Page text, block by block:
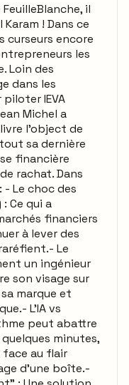
il
! Dans ce
curseurs encore
les
Loin des
dans les
IEVA
Michel a
l’object de
sa dernière
financière
rachat. Dans
- Le choc des
Ce qui a
financiers
à lever des
Le
un ingénieur
son visage sur
marque et
L'IA vs
peut abattre
minutes,
face au flair
d'une boîte.-